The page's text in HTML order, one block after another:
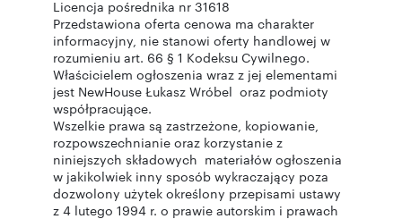
Licencja pośrednika nr 31618
Przedstawiona oferta cenowa ma charakter
informacyjny, nie stanowi oferty handlowej w
rozumieniu art. 66 § 1 Kodeksu Cywilnego.
Właścicielem ogłoszenia wraz z jej elementami
jest NewHouse Łukasz Wróbel oraz podmioty
współpracujące.
Wszelkie prawa są zastrzeżone, kopiowanie,
rozpowszechnianie oraz korzystanie z
niniejszych składowych materiałów ogłoszenia
w jakikolwiek inny sposób wykraczający poza
dozwolony użytek określony przepisami ustawy
z 4 lutego 1994 r. o prawie autorskim i prawach